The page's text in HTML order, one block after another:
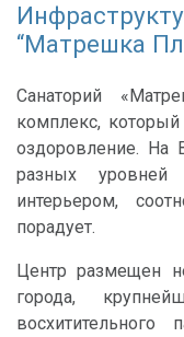
“Матрешка
Санаторий
комплекс,
оздоровление. На
разных
интерьером,
порадует.
Центр размещен
города,